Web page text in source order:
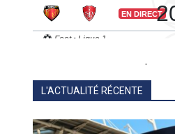
.
L'ACTUALITÉ RÉCENTE